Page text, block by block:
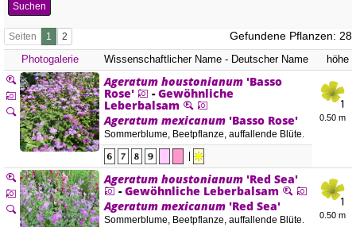
Suchen
Gefundene Pflanzen: 28
Seiten
Photogalerie Wissenschaftlicher Name - Deutscher Name höhe
Ageratum houstonianum 'Basso
Rose' -Gewöhnliche
Leberbalsam
Ageratum mexicanum 'Basso Rose'
Sommerblume, Beetpflanze, auffallende Blüte.
0.50 m
Ageratum houstonianum 'Red Sea'
-Gewöhnliche Leberbalsam
Ageratum mexicanum 'Red Sea'
Sommerblume, Beetpflanze, auffallende Blüte. 0.50 m